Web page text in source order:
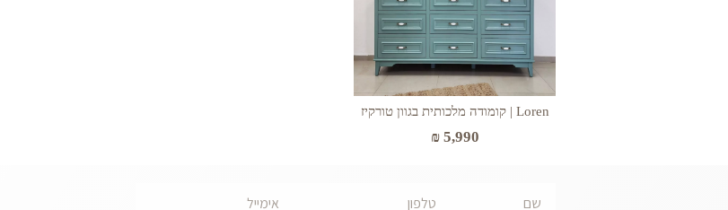
Loren | קומודה מלכותית בגוון טורקיז
₪5,990